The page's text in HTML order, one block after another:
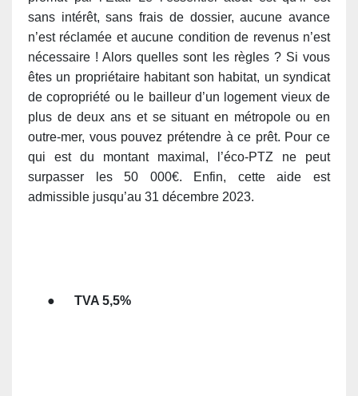
sans intérêt, sans frais de dossier, aucune avance
n’est réclamée et aucune condition de revenus n’est
nécessaire ! Alors quelles sont les règles ? Si vous
êtes un propriétaire habitant son habitat, un syndicat
de copropriété ou le bailleur d’un logement vieux de
plus de deux ans et se situant en métropole ou en
outre-mer, vous pouvez prétendre à ce prêt. Pour ce
qui est du montant maximal, l’éco-PTZ ne peut
surpasser les 50 000€. Enfin, cette aide est
admissible jusqu’au 31 décembre 2023.
● TVA 5,5%